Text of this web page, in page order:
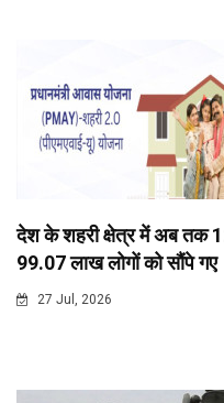
देश के शहरी क्षेत्र में अब तक
99.07 लाख लोगों को सौंपे गए
27 Jul, 2026